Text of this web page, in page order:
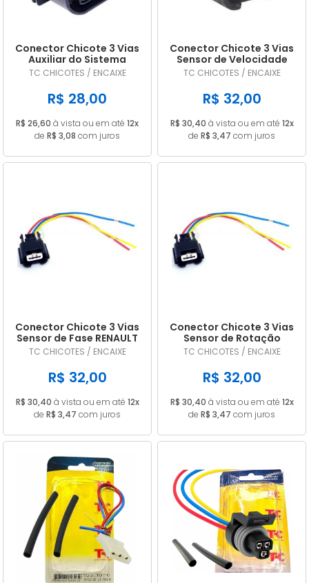
Conector Chicote 3 Vias
Auxiliar do Sistema
Arrefecimento VW Gol G
IV 1.6
TC CHICOTES / ENCAIXE
R$ 28,00
R$ 26,60 à vista ou em até 12x
de R$ 3,08 com juros
Conector Chicote 3 Vias
Sensor de Velocidade
Renault 1.6 16v Todos TC
TC CHICOTES / ENCAIXE
R$ 32,00
R$ 30,40 à vista ou em até 12x
de R$ 3,47 com juros
Conector Chicote 3 Vias
Sensor de Fase RENAULT
Clio Duster Fluence
Mégane Logan Sandero
2013/… TC 1619
TC CHICOTES / ENCAIXE
R$ 32,00
R$ 30,40 à vista ou em até 12x
de R$ 3,47 com juros
Conector Chicote 3 Vias
Sensor de Rotação
NISSAN March 1.6 16V /
Versa 1.6 1.8 16V Sentra
2.0 16V / Tiida Livina 1.8
16V TC 1619
TC CHICOTES / ENCAIXE
R$ 32,00
R$ 30,40 à vista ou em até 12x
de R$ 3,47 com juros